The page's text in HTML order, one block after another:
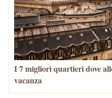
I 7 migliori quartieri dove
vacanza